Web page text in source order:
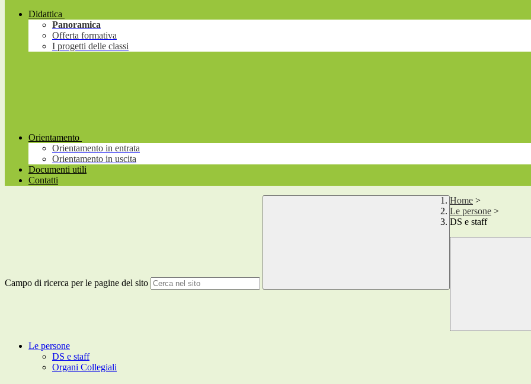
Didattica
Panoramica
Offerta formativa
I progetti delle classi
Orientamento
Orientamento in entrata
Orientamento in uscita
Documenti utili
Contatti
Campo di ricerca per le pagine del sito
Home >
Le persone >
DS e staff
Le persone
DS e staff
Organi Collegiali